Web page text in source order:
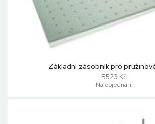
Základní zásobník pro
5523 Kč
Na objednání